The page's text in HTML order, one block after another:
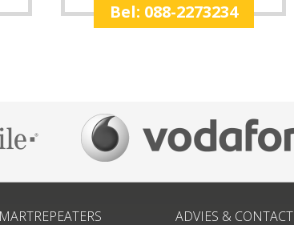
Bel: 088-2273234
ADVIES & CONTACT